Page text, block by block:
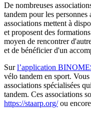
De nombreuses
tandem pour les
associations mettent à
et proposent des
moyen de rencontrer
et de bénéficier d'un
Surl’application
vélo tandem en sport.
associations spécialisées
tandem. Ces associations
https://staarp.org/ou encore